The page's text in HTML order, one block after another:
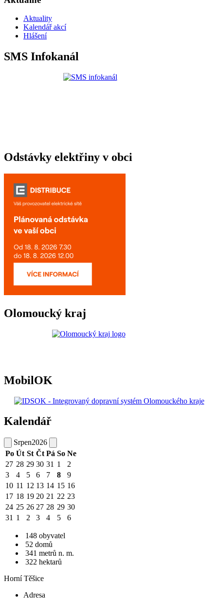
Aktuality
Kalendář akcí
Hlášení
SMS Infokanál
Odstávky elektřiny v obci
Olomoucký kraj
MobilOK
Kalendář
Srpen2026
Po Út St Čt Pá So Ne
27 28 29 30 31 1
2
3
4 5 6 7 8
9
10 11 12 13 14 15 16
17 18 19 20 21 22 23
24 25 26 27 28 29 30
31 1 2 3 4 5 6
148 obyvatel
52 domů
341 metrů n. m.
322 hektarů
Horní Těšice
Adresa